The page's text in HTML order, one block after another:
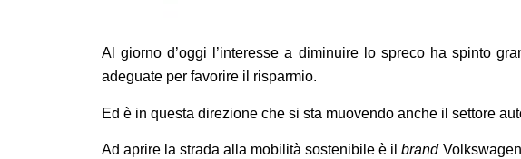
Al giorno d’oggi l’interesse a diminuire lo spreco ha spinto
adeguate per favorire il risparmio.
Ed è in questa direzione che si sta muovendo anche il settore
Ad aprire la strada alla mobilità sostenibile è ilbrand